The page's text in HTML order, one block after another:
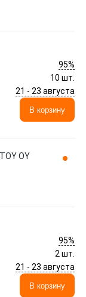
95%
10 шт.
21 - 23 августа
В корзину
OY
95%
2 шт.
21 - 23 августа
В корзину